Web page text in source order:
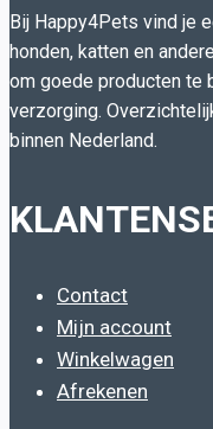
kan
gekozen
worden
op
de
Bij Happy4Pets vind je
honden, katten en
om goede producten te
verzorging.
binnen Nederland.
Contact
Mijn account
Winkelwagen
Afrekenen